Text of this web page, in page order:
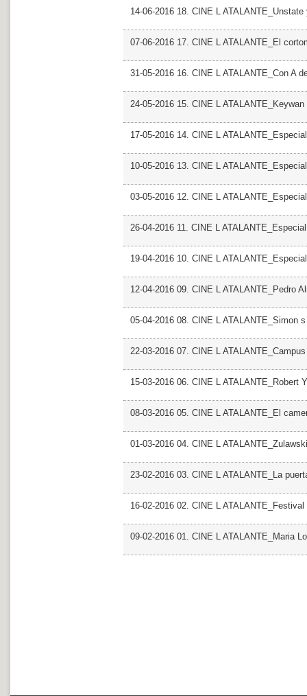
14-06-2016 18. CINE L
07-06-2016 17. CINE L ATALANTE_El
31-05-2016 16. CINE L ATALANTE_Con A
24-05-2016 15. CINE L
17-05-2016 14. CINE L
10-05-2016 13. CINE L
03-05-2016 12. CINE L
26-04-2016 11. CINE L
19-04-2016 10. CINE L
12-04-2016 09. CINE L ATALANTE_Pedro
05-04-2016 08. CINE L ATALANTE_Simon
22-03-2016 07. CINE L
15-03-2016 06. CINE L ATALANTE_Robert
08-03-2016 05. CINE L ATALANTE_El
01-03-2016 04. CINE L ATALANTE_Zulawski
23-02-2016 03. CINE L ATALANTE_La
16-02-2016 02. CINE L
09-02-2016 01. CINE L ATALANTE_Maria